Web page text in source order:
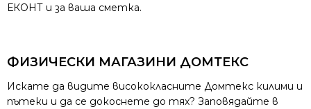
ЕКОНТ и за ваша сметка.
ФИЗИЧЕСКИ МАГАЗИНИ ДОМТЕКС
Искате да видите висококласните Домтекс килими и
пътеки и да се докоснете до тях? Заповядайте в